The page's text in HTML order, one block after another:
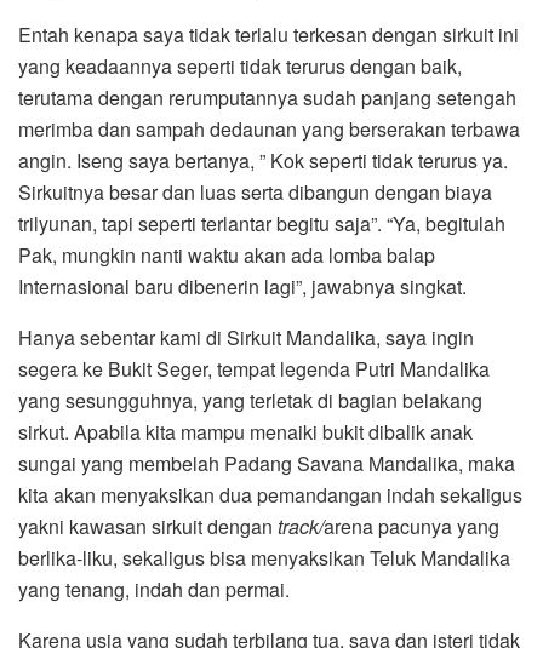
Entah kenapa saya tidak terlalu terkesan dengan sirkuit ini
yang keadaannya seperti tidak terurus dengan baik,
terutama dengan rerumputannya sudah panjang setengah
merimba dan sampah dedaunan yang berserakan terbawa
angin. Iseng saya bertanya, ” Kok seperti tidak terurus ya.
Sirkuitnya besar dan luas serta dibangun dengan biaya
trilyunan, tapi seperti terlantar begitu saja”. “Ya, begitulah
Pak, mungkin nanti waktu akan ada lomba balap
Internasional baru dibenerin lagi”, jawabnya singkat.
Hanya sebentar kami di Sirkuit Mandalika, saya ingin
segera ke Bukit Seger, tempat legenda Putri Mandalika
yang sesungguhnya, yang terletak di bagian belakang
sirkut. Apabila kita mampu menaiki bukit dibalik anak
sungai yang membelah Padang Savana Mandalika, maka
kita akan menyaksikan dua pemandangan indah sekaligus
yakni kawasan sirkuit dengan track/arena pacunya yang
berlika-liku, sekaligus bisa menyaksikan Teluk Mandalika
yang tenang, indah dan permai.
Karena usia yang sudah terbilang tua, saya dan isteri tidak